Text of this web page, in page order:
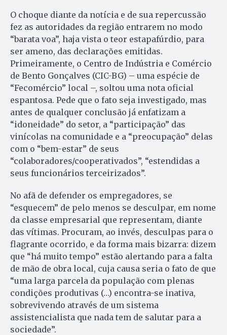
O choque diante da notícia e de sua repercussão
fez as autoridades da região entrarem no modo
“barata voa”, haja vista o teor estapafúrdio, para
ser ameno, das declarações emitidas.
Primeiramente, o Centro de Indústria e Comércio
de Bento Gonçalves (CIC-BG) – uma espécie de
“Fecomércio” local –, soltou uma nota oficial
espantosa. Pede que o fato seja investigado, mas
antes de qualquer conclusão já enfatizam a
“idoneidade” do setor, a “participação” das
vinícolas na comunidade e a “preocupação” delas
com o “bem-estar” de seus
“colaboradores/cooperativados”, “estendidas a
seus funcionários terceirizados”.
No afã de defender os empregadores, se
“esquecem” de pelo menos se desculpar, em nome
da classe empresarial que representam, diante
das vítimas. Procuram, ao invés, desculpas para o
flagrante ocorrido, e da forma mais bizarra: dizem
que “há muito tempo” estão alertando para a falta
de mão de obra local, cuja causa seria o fato de que
“uma larga parcela da população com plenas
condições produtivas (…) encontra-se inativa,
sobrevivendo através de um sistema
assistencialista que nada tem de salutar para a
sociedade”.